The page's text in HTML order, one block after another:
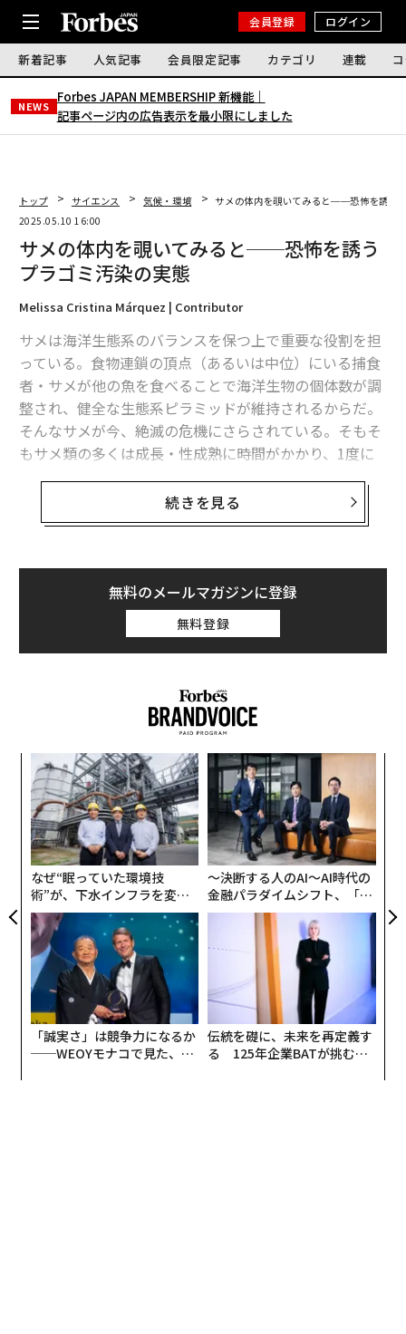
会員登録 ログイン
新着記事 人気記事 会員限定記事 カテゴリ 連載
NEWS
Forbes JAPAN MEMBERSHIP 新機能｜
記事ページ内の広告表示を最小限にしました
トップ サイエンス 気候・環境
サメの体内を覗いてみると──恐怖を誘う
2025.05.10 16:00
サメの体内を覗いてみると──恐怖を誘う
プラゴミ汚染の実態
Melissa Cristina Márquez | Contributor
サメは海洋生態系のバランスを保つ上で重要な役割を担
っている。食物連鎖の頂点（あるいは中位）にいる捕食
者・サメが他の魚を食べることで海洋生物の個体数が調
整され、健全な生態系ピラミッドが維持されるからだ。
そんなサメが今、絶滅の危機にさらされている。そもそ
もサメ類の多くは成長・性成熟に時間がかかり、1度に
産む卵や子の数が少ない。さらに近年では、乱獲や生息
地の環境悪化も個体数減少に拍車をかける。事実、サメ
とエイの個体数は過去50年間で71％も減少している。そ
マイクロプラスチック汚染も、サメの生存を脅かすサイ
レントキラーだ。
マイクロプラスチック（5mm以下の微細なプラスチッ
ク片）は、今や海のいたるところで見つかる。その正体
リスチレンなどで、より大きなプラスチックゴミが分解
されたものだ。こういったマイクロプラスチックは、哺
海洋動物の内臓や組織から検出されている。近年行われ
たトガリアンコウザメの研究 では、体内のマイクロプラ
スチック汚染度が調査された。そこから見えてきたの
は、汚染がサメの繁殖に与える影響だ。
トガリアンコウザメは沿岸性の小型種で、インド洋と太
平洋の浅瀬に生息する。その大きさと沿岸域という生息
環境から、漁業や開発など人間の活動に特に脆弱な種
だ。
続きを見る
無料のメールマガジンに登録
無料登録
なぜ“眠っていた環境技
術”が、下水インフラを変え
たのか──産総研×月島JFE
アクアソリューションの10年
〜決断する人のAI〜AI時代の
金融パラダイムシフト、「超
個別化」の核心 【MUFG×ウ
ェルスナビ×PwC】
「誠実さ」は競争力になるか
──WEOYモナコで見た、く
伝統を礎に、未来を再定義す
る 125年企業BATが挑むス